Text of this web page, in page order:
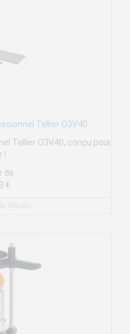
Tellier O3V40
Tellier O3V40, conçu pour
!
de
€